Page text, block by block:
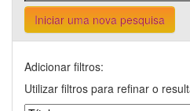
Iniciar uma nova pesquisa
Adicionar filtros:
Utilizar filtros para refinar o